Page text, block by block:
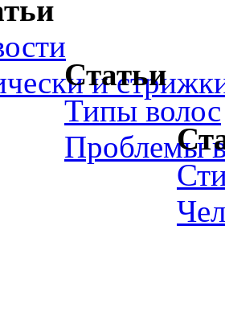
и
Статьи
Типы волос
Проблемы